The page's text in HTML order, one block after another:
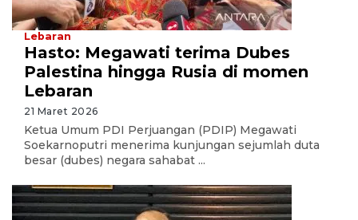
Lebaran
Hasto: Megawati terima Dubes
Palestina hingga Rusia di momen
Lebaran
21 Maret 2026
Ketua Umum PDI Perjuangan (PDIP) Megawati
Soekarnoputri menerima kunjungan sejumlah duta
besar (dubes) negara sahabat ...